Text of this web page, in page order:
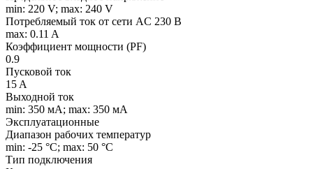
min: 220 V; max: 240 V
Потребляемый ток от сети AC 230 В
max: 0.11 A
Коэффициент мощности (PF)
0.9
Пусковой ток
15 A
Выходной ток
min: 350 мA; max: 350 мA
Эксплуатационные
Диапазон рабочих температур
min: -25 °C; max: 50 °C
Тип подключения